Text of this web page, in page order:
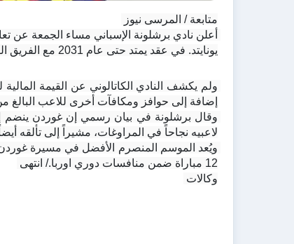
متابعة / المرسى نيوز
يونايتد. في عقد يمتد حتى عام 2031 مع الفريق الكاتالوني.
إضافة إلى حوافز ومكافآت أخرى للاعب البالغ من العمر
لاعبيه نجاحاً في المراوغات، مشيراً إلى تألقه
12 مباراة ضمن منافسات دوري اوربا./ انتهى
وكالات